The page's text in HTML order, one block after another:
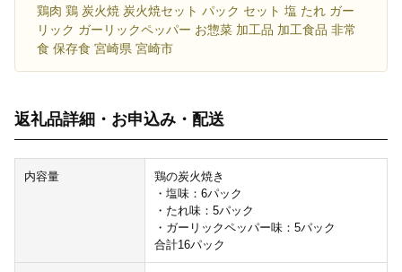
鶏肉 鶏 炭火焼 炭火焼セット パック セット 塩 たれ ガー
リック ガーリックペッパー お惣菜 加工品 加工食品 非常
食 保存食 宮崎県 宮崎市
返礼品詳細・お申込み・配送
内容量
鶏の炭火焼き
・塩味：6パック
・たれ味：5パック
・ガーリックペッパー味：5パック
合計16パック